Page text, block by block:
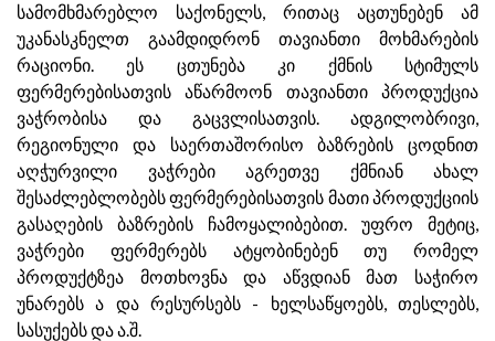
სამომხმარებლო საქონელს, რითაც აცთუნებენ ამ
უკანასკნელთ გაამდიდრონ თავიანთი მოხმარების
რაციონი. ეს ცთუნება კი ქმნის სტიმულს
ფერმერებისათვის აწარმოონ თავიანთი პროდუქცია
ვაჭრობისა და გაცვლისათვის. ადგილობრივი,
რეგიონული და საერთაშორისო ბაზრების ცოდნით
აღჭურვილი ვაჭრები აგრეთვე ქმნიან ახალ
შესაძლებლობებს ფერმერებისათვის მათი პროდუქციის
გასაღების ბაზრების ჩამოყალიბებით. უფრო მეტიც,
ვაჭრები ფერმერებს ატყობინებენ თუ რომელ
პროდუქტზეა მოთხოვნა და აწვდიან მათ საჭირო
უნარებს ა და რესურსებს - ხელსაწყოებს, თესლებს,
სასუქებს და ა.შ.